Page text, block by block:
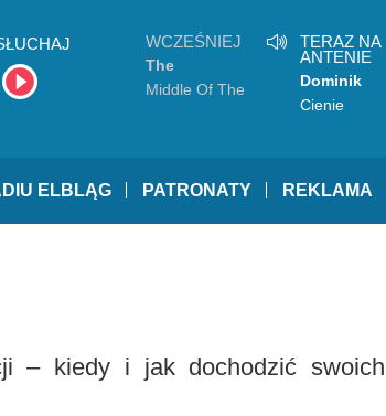
WCZEŚNIEJ
The
Pretenders
Middle Of The
TERAZ NA
ANTENIE
Dominik
Dudek
Cienie
ELBLĄG PATRONATY REKLAMA
– kiedy i jak dochodzić swoich